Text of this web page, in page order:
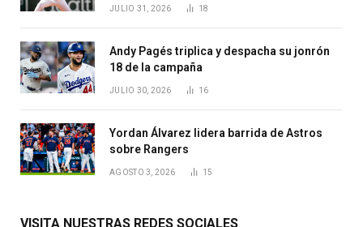
JULIO 31, 2026 18
Andy Pagés triplica y despacha su jonrón
18 de la campaña
JULIO 30, 2026 16
Yordan Álvarez lidera barrida de Astros
sobre Rangers
AGOSTO 3, 2026 15
VISITA NUESTRAS REDES SOCIALES